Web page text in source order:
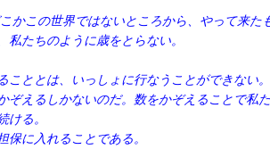
かこの世界ではないところから、やって来た
たちのように歳をとらない。
こととは、いっしょに行なうことができない
ぞえるしかないのだ。数をかぞえることで私
る。
保に入れることである。